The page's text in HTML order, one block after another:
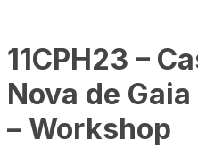
11CPH23 –
Nova de
– Workshop